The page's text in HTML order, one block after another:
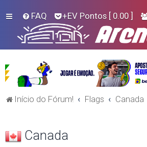
FAQ +EV Pontos [ 0.00 ]
Início do Fórum! Flags Canada
Canada